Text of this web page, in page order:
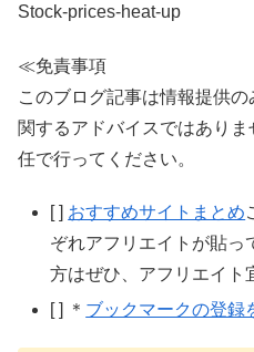
Stock-prices-heat-up
≪免責事項
このブログ記事は情報提供
関するアドバイスではあり
任で行ってください。
おすすめサイトまとめ
ぞれアフリエイトが貼っ
方はぜひ、アフリエイト
[ ] ＊ ブックマークの登録